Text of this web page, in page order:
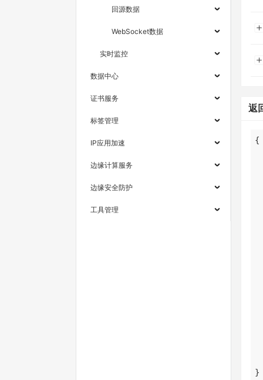
回源数据
WebSocket数据
实时监控
数据中心
证书服务
标签管理
IP应用加速
边缘计算服务
边缘安全防护
工具管理
返
}